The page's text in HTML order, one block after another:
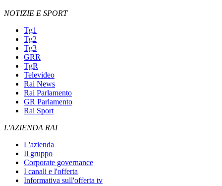
NOTIZIE E SPORT
Tg1
Tg2
Tg3
GRR
TgR
Televideo
Rai News
Rai Parlamento
GR Parlamento
Rai Sport
L'AZIENDA RAI
L'azienda
Il gruppo
Corporate governance
I canali e l'offerta
Informativa sull'offerta tv